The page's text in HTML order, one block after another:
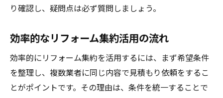
り確認し、疑問点は必ず質問しましょう。
効率的なリフォーム集約活用の流れ
効率的にリフォーム集約を活用するには、まず希望条件
を整理し、複数業者に同じ内容で見積もり依頼をするこ
とがポイントです。その理由は、条件を統一することで